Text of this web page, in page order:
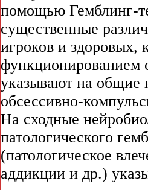
помощью Гемблинг-
существенные
игроков и здоровых,
функционированием
указывают на общие
обсессивно-
На сходные
патологического
(патологическое
аддикции и др.)